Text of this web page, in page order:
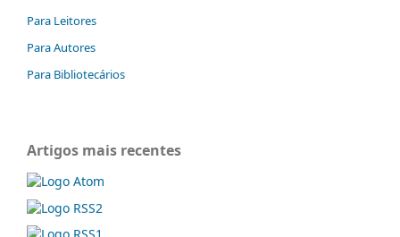
Para Leitores
Para Autores
Para Bibliotecários
Artigos mais recentes